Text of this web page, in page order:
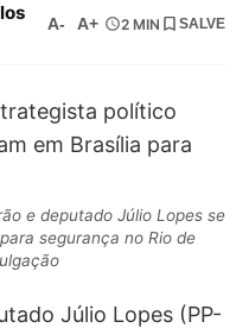
A- A+ 2 MIN SALVE
e deputado Júlio Lopes se
segurança no Rio de
Júlio Lopes (PP-